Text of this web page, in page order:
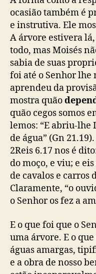
ocasião também é
e instrutiva. Ele
A árvore estivera
todo, mas Moisés
sabia de suas
foi até o Senhor lhe
aprendeu da
mostra quão
quão cegos somos
lemos: “E abriu-lhe
de água” (Gn
2Reis 6.17 nos é
do moço, e viu; e
de cavalos e carros
Claramente, “o
o Senhor os fez a
E o que foi que o
uma árvore. E o
águas amargas,
e a obra de nosso